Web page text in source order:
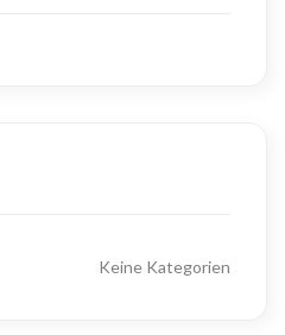
Keine Kategorien